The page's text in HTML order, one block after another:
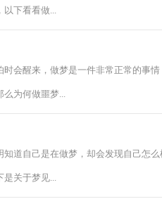
以下看看做...
会醒来，做梦是一件非常正常的事
么为何做噩梦...
道自己是在做梦，却会发现自己怎
是关于梦见...